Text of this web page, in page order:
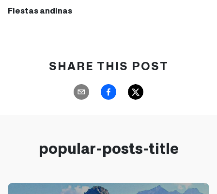
Fiestas andinas
SHARE THIS POST
popular-posts-title